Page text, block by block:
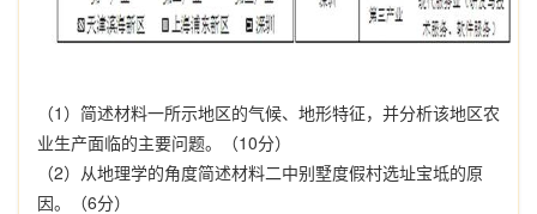
（1 ）简述材料一所示地区的气候、地形特征，并分析该地区农
业生产面临的主要问题。（10分）
（2）从地理学的角度简述材料二中别墅度假村选址宝坻的原
因。（6分）